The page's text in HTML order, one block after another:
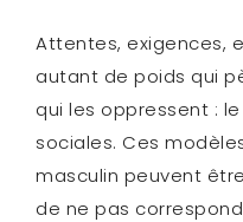
Attentes, exigences,
autant de poids qui
qui les oppressent :
sociales. Ces
masculin peuvent
de ne pas